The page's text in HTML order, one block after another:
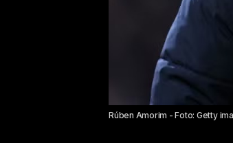
Rúben Amorim - Foto: Getty